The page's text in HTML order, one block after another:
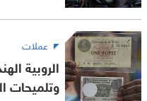
عملات
الروبية
وتلميحات